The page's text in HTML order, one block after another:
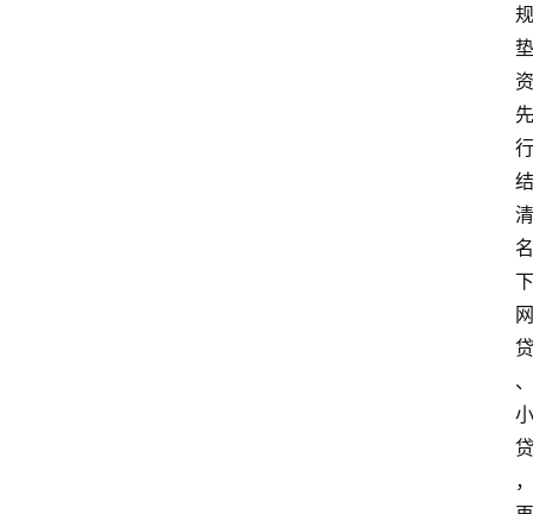
规
垫
资
先
行
结
清
名
下
网
贷
、
小
贷
，